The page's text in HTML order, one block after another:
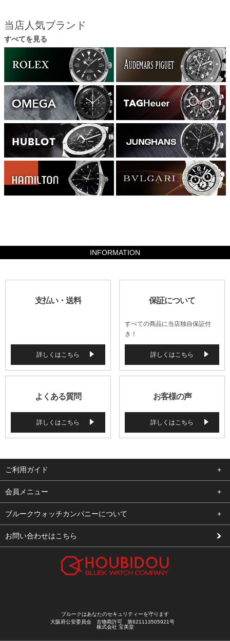
当店人気ブランド
すべてを見る
INFORMATION
支払い・送料
詳しくはこちら
保証について
すべての商品に当店独自保証付
き！
詳しくはこちら
よくある質問
詳しくはこちら
お客様の声
詳しくはこちら
ご利用ガイド
よくある質問
支払い・送料
修理依頼
会員メニュー
ログイン
お気に入り
ブルークウォッチカンパニーについて
会社概要
お問い合わせはこちら
ブルークはあなたのセキュリティーを守ります
大阪府公安委員会 古物商許可 第621113505921号
株式会社 宝美堂